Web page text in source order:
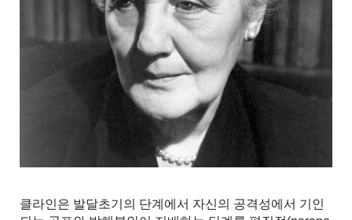
클라인은 발달초기의 단계에서 자신의 공격성에서 기인